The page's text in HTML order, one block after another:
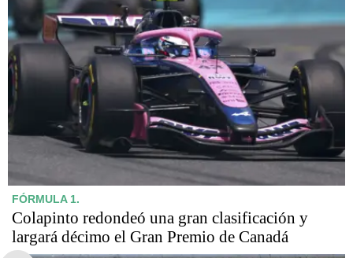
FÓRMULA 1.
Colapinto redondeó una gran clasificación y
largará décimo el Gran Premio de Canadá